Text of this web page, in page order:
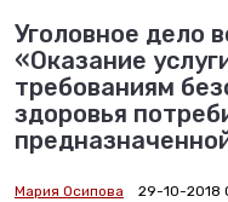
Уголовное дело
«Оказание
требованиям
здоровья
Мария Осипова 29-10-2018